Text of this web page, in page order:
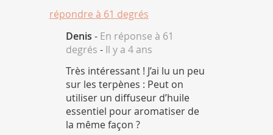
répondre à 61 degrés
Denis - En réponse à 61
degrés - Il y a 4 ans
Très intéressant ! J’ai lu un peu
sur les terpènes : Peut on
utiliser un diffuseur d’huile
essentiel pour aromatiser de
la même façon ?